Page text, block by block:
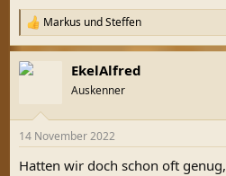
R
e
a
k
e
:
Markus undSteffen
EkelAlfred
Auskenner
14 November 2022
Hatten wir doch schon oft